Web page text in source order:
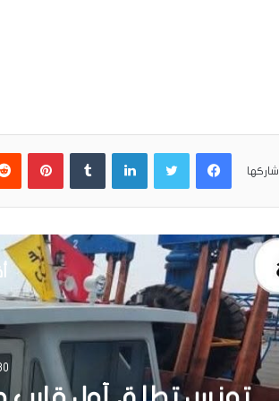
شاركها
فيسبوكتويتر لينكدإن
30